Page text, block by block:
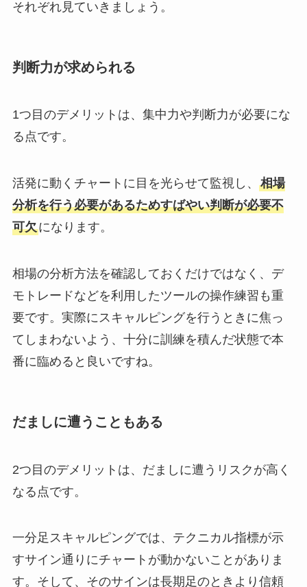
それぞれ見ていきましょう。
判断力が求められる
1つ目のデメリットは、集中力や判断力が必要にな
る点です。
活発に動くチャートに目を光らせて監視し、 相場
分析を行う必要があるためすばやい判断が必要不
可欠になります。
相場の分析方法を確認しておくだけではなく、デ
モトレードなどを利用したツールの操作練習も重
要です。実際にスキャルピングを行うときに焦っ
てしまわないよう、十分に訓練を積んだ状態で本
番に臨めると良いですね。
だましに遭うこともある
2つ目のデメリットは、だましに遭うリスクが高く
なる点です。
一分足スキャルピングでは、テクニカル指標が示
すサイン通りにチャートが動かないことがありま
す。そして、そのサインは長期足のときより信頼